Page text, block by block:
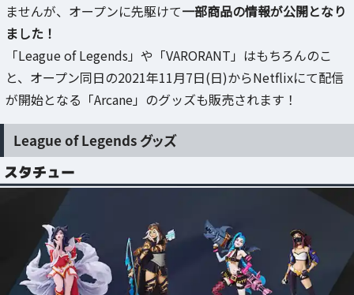
ませんが、オープンに先駆けて一部商品の情報が公開となり
ました！
「League of Legends」や「VARORANT」はもちろんのこ
と、オープン同日の2021年11月7日(日)からNetflixにて配信
が開始となる「Arcane」のグッズも販売されます！
League of Legends グッズ
スタチュー